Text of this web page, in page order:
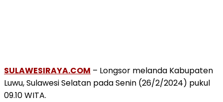
SULAWESIRAYA.COM – Longsor melanda Kabupaten
Luwu, Sulawesi Selatan pada Senin (26/2/2024) pukul
09.10 WITA.